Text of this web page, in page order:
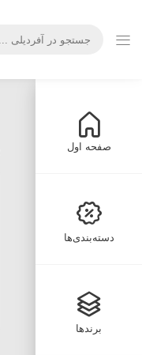
صفحه اول
دسته‌بندی‌ها
برندها